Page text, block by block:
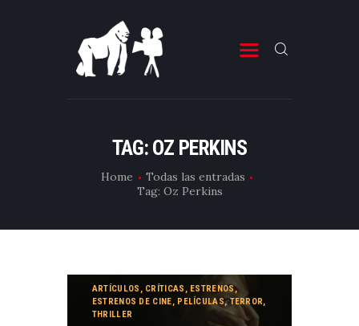
TAG: OZ PERKINS
Home
Todas las entradas
Tag: Oz Perkins
ESTRENOS DE TELEVISIÓN
CRÍTICAS
ESPECIALES
EDITORIALES
EQUIPO DE BBK
ARTÍCULOS , CRÍTICAS , ESTRENOS,
ESTRENOS DE CINE, PELÍCULAS,TERROR,
THRILLER